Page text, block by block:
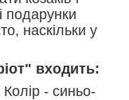
подарунки
наскільки у
входить:
Колір - синьо-